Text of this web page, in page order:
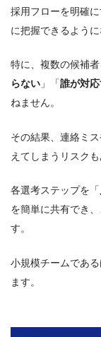
採用フローを明確に
に把握できるように
特に、複数の候補
らない 」「誰が対
ねません。
その結果、連絡ミ
えてしまうリスクも
各選考ステップを「
を簡単に共有でき
す。
小規模チームであ
ます。